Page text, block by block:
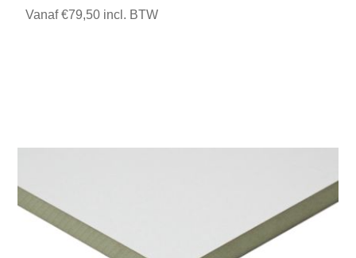
Vanaf €79,50 incl. BTW